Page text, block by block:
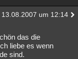
13.08.2007 um 12:14
das die
liebe es wenn
sind.